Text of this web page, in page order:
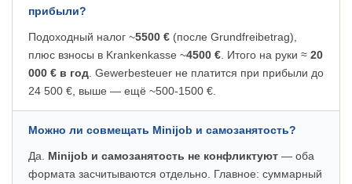
прибыли?
Подоходный налог ~5500 € (после Grundfreibetrag),
плюс взносы в Krankenkasse ~4500 € . Итого на руки ≈ 20
000 € в год . Gewerbesteuer не платится при прибыли до
24 500 €, выше — ещё ~500-1500 €.
Можно ли совмещать Minijob и самозанятость?
Да. Minijob и самозанятость не конфликтуют — оба
формата засчитываются отдельно. Главное: суммарный